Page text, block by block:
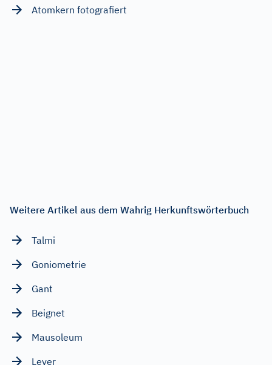
Atomkern fotografiert
Weitere Artikel aus dem Wahrig Herkunftswörterbuch
Talmi
Goniometrie
Gant
Beignet
Mausoleum
Lever